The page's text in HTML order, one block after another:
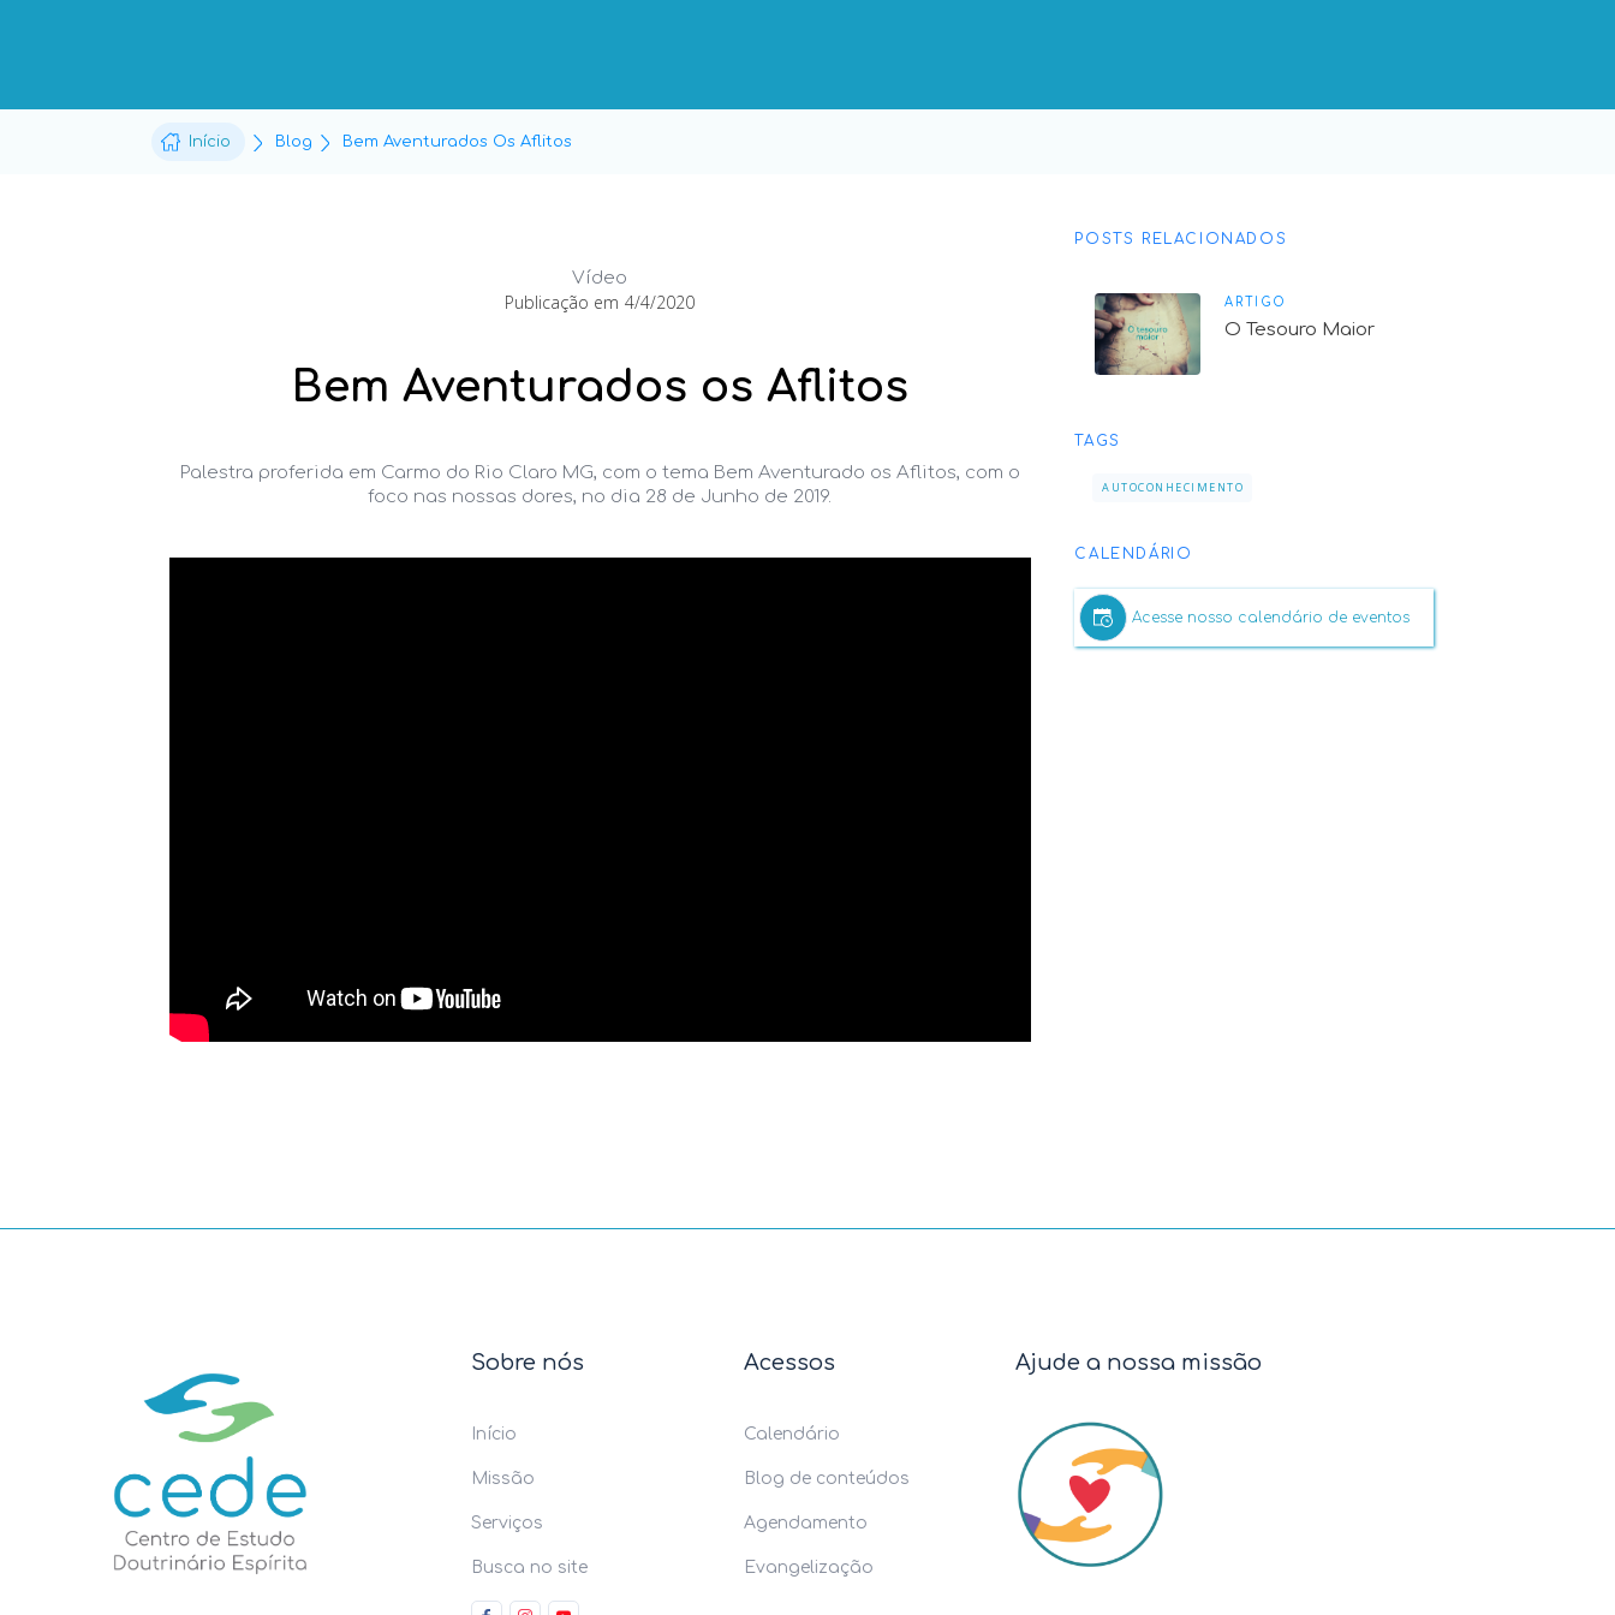
Início Blog Bem Aventurados Os Aflitos
Vídeo
Publicação em 4/4/2020
Bem Aventurados os Aflitos
Palestra proferida em Carmo do Rio Claro MG, com o tema Bem Aventurado os Aflitos, com o
foco nas nossas dores, no dia 28 de Junho de 2019.
POSTS RELACIONADOS
ARTIGO
O Tesouro Maior
TAGS
AUTOCONHECIMENTO
CALENDÁRIO
Acesse nosso calendário de eventos
Sobre nós
Início
Missão
Serviços
Busca no site
Acessos
Calendário
Blog de conteúdos
Agendamento
Evangelização
Ajude a nossa missão